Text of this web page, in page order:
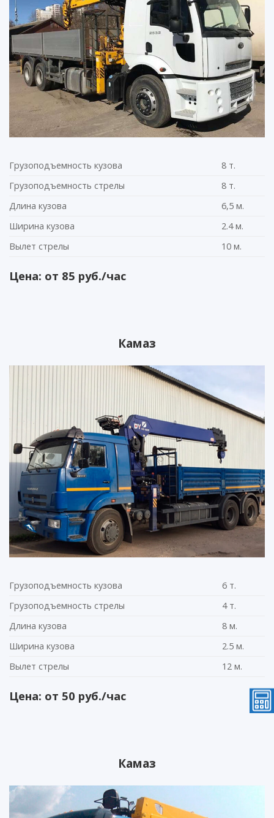
Грузоподъемность кузова
8 т.
Грузоподъемность стрелы
8 т.
Длина кузова
6,5 м.
Ширина кузова
2.4 м.
Вылет стрелы
10 м.
Цена: от 85 руб./час
Камаз
Грузоподъемность кузова
6 т.
Грузоподъемность стрелы
4 т.
Длина кузова
8 м.
Ширина кузова
2.5 м.
Вылет стрелы
12 м.
Цена: от 50 руб./час
Камаз